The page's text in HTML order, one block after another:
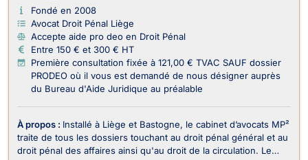
Fondé en 2008
Avocat Droit Pénal Liège
Accepte aide pro deo en Droit Pénal
Entre 150 € et 300 € HT
Première consultation fixée à 121,00 € TVAC SAUF dossier
PRODEO où il vous est demandé de nous désigner auprès
du Bureau d'Aide Juridique au préalable
À propos : Installé à Liège et Bastogne, le cabinet d’avocats MP²
traite de tous les dossiers touchant au droit pénal général et au
droit pénal des affaires ainsi qu'au droit de la circulation. Le